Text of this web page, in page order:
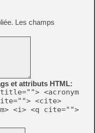
Les champs
et attributs HTML:
<acronym
<cite>
<i> <q cite="">